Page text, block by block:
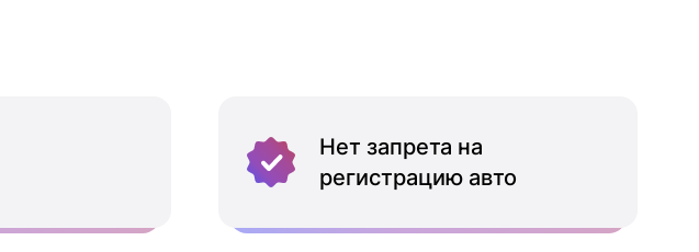
Нет запрета на
регистрацию авто